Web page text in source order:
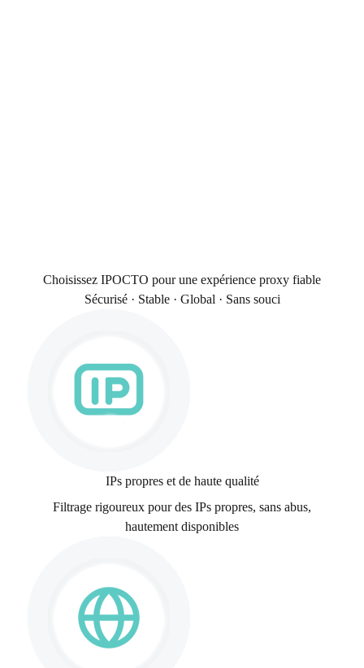
Choisissez IPOCTO pour une expérience proxy fiable
Sécurisé · Stable · Global · Sans souci
IPs propres et de haute qualité
Filtrage rigoureux pour des IPs propres, sans abus,
hautement disponibles